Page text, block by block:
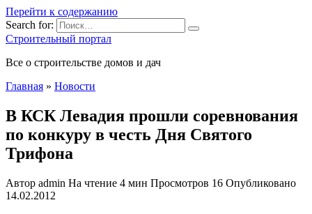
Перейти к содержанию
Search for:
Строительный портал
Все о строительстве домов и дач
Главная » Новости
В КСК Левадия прошли соревнования
по конкуру в честь Дня Святого
Трифона
Автор admin На чтение 4 мин Просмотров 16 Опубликовано
14.02.2012